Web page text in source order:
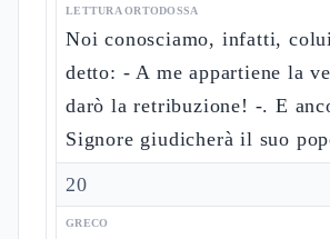
LETTURA ORTODOSSA
Noi conosciamo, infatti,
detto: - A me appartiene la
darò la retribuzione! -. E
Signore giudicherà il suo
20
GRECO